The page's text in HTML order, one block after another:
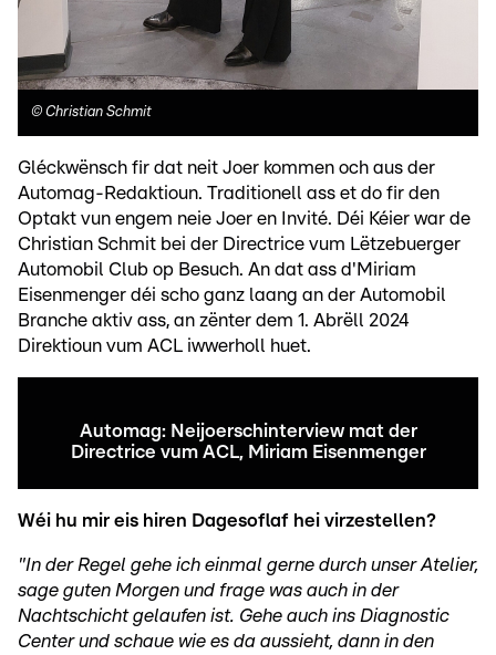
© Christian Schmit
Gléckwënsch fir dat neit Joer kommen och aus der
Automag-Redaktioun. Traditionell ass et do fir den
Optakt vun engem neie Joer en Invité. Déi Kéier war de
Christian Schmit bei der Directrice vum Lëtzebuerger
Automobil Club op Besuch. An dat ass d'Miriam
Eisenmenger déi scho ganz laang an der Automobil
Branche aktiv ass, an zënter dem 1. Abrëll 2024
Direktioun vum ACL iwwerholl huet.
Automag: Neijoerschinterview mat der
Directrice vum ACL, Miriam Eisenmenger
Wéi hu mir eis hiren Dagesoflaf hei virzestellen?
"In der Regel gehe ich einmal gerne durch unser Atelier,
sage guten Morgen und frage was auch in der
Nachtschicht gelaufen ist. Gehe auch ins Diagnostic
Center und schaue wie es da aussieht, dann in den